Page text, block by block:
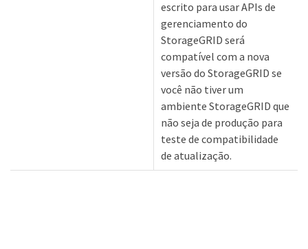
escrito para usar APIs de
gerenciamento do
StorageGRID será
compatível com a nova
versão do StorageGRID se
você não tiver um
ambiente StorageGRID que
não seja de produção para
teste de compatibilidade
de atualização.